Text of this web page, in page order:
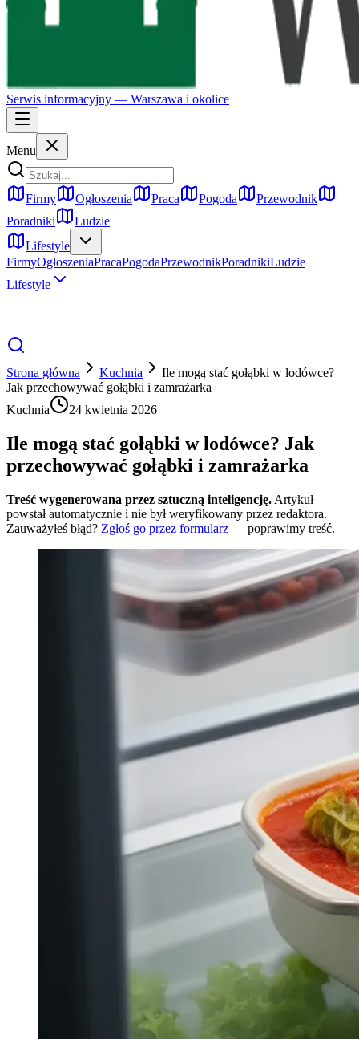
Serwis informacyjny — Warszawa i okolice
Menu
Firmy Ogłoszenia Praca Pogoda
Przewodnik
Poradniki
Ludzie
Lifestyle
FirmyOgłoszeniaPracaPogodaPrzewodnikPoradnikiLudzie
Lifestyle
Strona główna Kuchnia
Ile mogą stać gołąbki w lodówce?
Jak przechowywać gołąbki i zamrażarka
Kuchnia
24 kwietnia 2026
Ile mogą stać gołąbki w lodówce? Jak
przechowywać gołąbki i zamrażarka
Treść wygenerowana przez sztuczną inteligencję. Artykuł
powstał automatycznie i nie był weryfikowany przez redaktora.
Zauważyłeś błąd? Zgłoś go przez formularz — poprawimy treść.